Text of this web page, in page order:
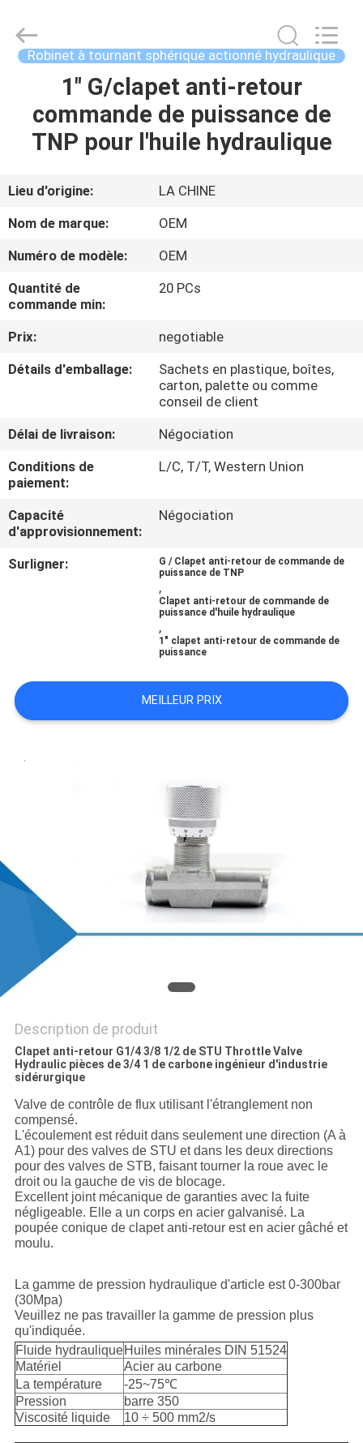
APERÇU
PRODUITS
VIDÉOS
PROPOS
DE
NOUS
VISITE
CONTRÔLE
DE
LA
QUALITÉ
DEMANDE
DE
SITE
POLITIQUE
CONFIDENTIALITÉ
Road
Enterprise
Management
Services
Reserved.
Robinet à tournant sphérique actionné hydraulique
1" G/clapet anti-retour
commande de puissance de
TNP pour l'huile hydraulique
Lieu d'origine:
LA CHINE
Nom de marque:
OEM
Numéro de modèle:
OEM
Quantité de
commande min:
20 PCs
Prix:
negotiable
Détails d'emballage:
Sachets en plastique, boîtes,
carton, palette ou comme
conseil de client
Délai de livraison:
Négociation
Conditions de
paiement:
L/C, T/T, Western Union
Capacité
d'approvisionnement:
Négociation
Surligner:
G / Clapet anti-retour de commande de
puissance de TNP
,
Clapet anti-retour de commande de
puissance d'huile hydraulique
,
1" clapet anti-retour de commande de
puissance
MEILLEUR PRIX
Description de produit
Clapet anti-retour G1/4 3/8 1/2 de STU Throttle Valve
Hydraulic pièces de 3/4 1 de carbone ingénieur d'industrie
sidérurgique
Valve de contrôle de flux utilisant l'étranglement non
compensé.
L'écoulement est réduit dans seulement une direction (A à
A1) pour des valves de STU et dans les deux directions
pour des valves de STB, faisant tourner la roue avec le
droit ou la gauche de vis de blocage.
Excellent joint mécanique de garanties avec la fuite
négligeable. Elle a un corps en acier galvanisé. La
poupée conique de clapet anti-retour est en acier gâché et
moulu.
La gamme de pression hydraulique d'article est 0-300bar
(30Mpa)
Veuillez ne pas travailler la gamme de pression plus
qu'indiquée.
Fluide hydrauliqueHuiles minérales DIN 51524
Matériel
Acier au carbone
La température
-25~75℃
Pression
barre 350
Viscosité liquide
10 ÷ 500 mm2/s